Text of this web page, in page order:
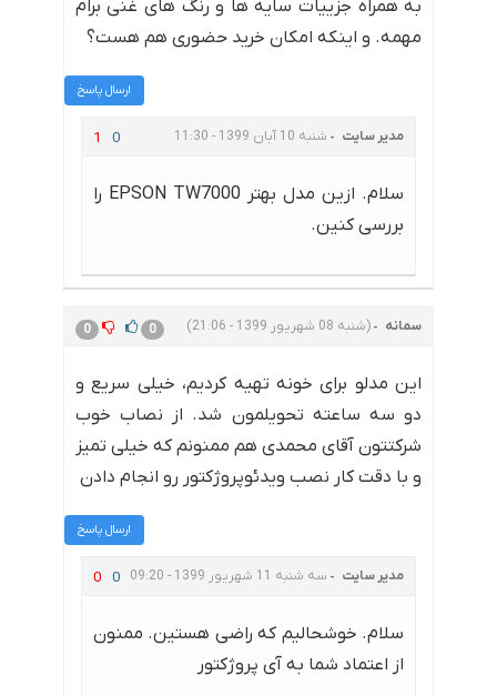
به همراه جزییات سایه ها و رنگ های غنی برام
مهمه. و اینکه امکان خرید حضوری هم هست؟
ارسال پاسخ
مدیر سایت شنبه 10 آبان 1399 - 11:30 1 0
سلام. ازین مدل بهتر EPSON TW7000 را
بررسی کنین.
سمانه (شنبه 08 شهریور 1399 - 21:06) 0 0
این مدلو برای خونه تهیه کردیم، خیلی سریع و
دو سه ساعته تحویلمون شد. از نصاب خوب
شرکتتون آقای محمدی هم ممنونم که خیلی تمیز
و با دقت کار نصب ویدئوپروژکتور رو انجام دادن
ارسال پاسخ
مدیر سایت سه شنبه 11 شهریور 1399 - 09:20 0 0
سلام. خوشحالیم که راضی هستین. ممنون
از اعتماد شما به آی پروژکتور